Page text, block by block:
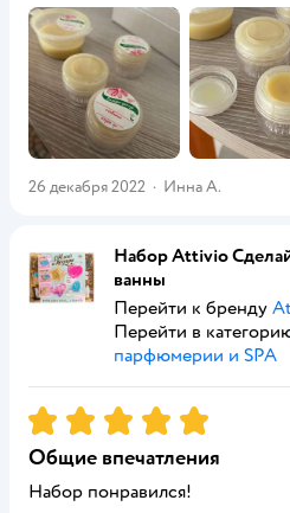
26 декабря 2022 · Инна А.
Набор Attivio
ванны
Перейти к бренду
Перейти в
парфюмерии и SPA
Рейтинг:5
Общие впечатления
Набор понравился!